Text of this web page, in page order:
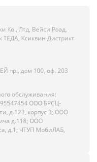
Ко., Лтд, Вейси Роад,
ТЕДА, Ксиквин Дистрикт
пр., дом 100, оф. 203
обслуживания:
ООО БРСЦ-
д.123, корпус 3; ООО
д.118; ООО
д.1; ЧТУП МобиЛАБ,